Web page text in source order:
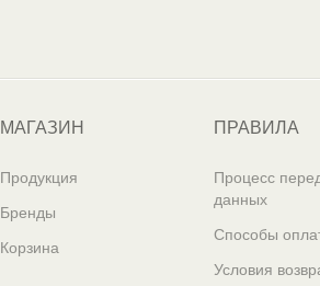
МАГАЗИН
Продукция
Бренды
Корзина
ПРАВИЛА
Процесс
данных
Способы
Условия